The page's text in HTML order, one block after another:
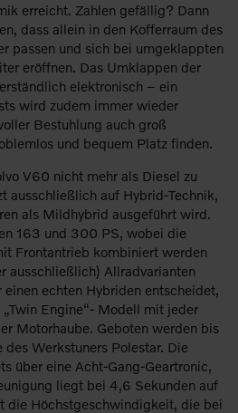
erreicht. Zahlen gefällig? Dann
dass allein in den Kofferraum des
passen und sich bei umgeklappten
eröffnen. Das Umklappen der
elektronisch – ein
wird zudem immer wieder
Bestuhlung auch groß
und bequem Platz finden.
V60 nicht mehr als Diesel zu
ausschließlich auf Hybrid-Technik,
als Mildhybrid ausgeführt wird.
163 und 300 PS, wobei die
Frontantrieb kombiniert werden
ausschließlich) Allradvarianten
echten Hybriden entscheidet,
Engine“- Modell mit jeder
Motorhaube. Geboten werden bis
Werkstuners Polestar. Die
über eine Acht-Gang-Geartronic,
liegt bei 4,6 Sekunden auf
die Höchstgeschwindigkeit, die bei